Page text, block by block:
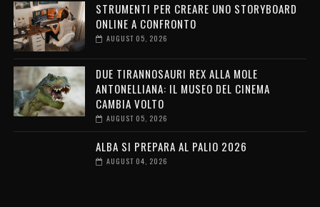
STRUMENTI PER CREARE UNO STORYBOARD
ONLINE A CONFRONTO
AUGUST 05, 2026
DUE TIRANNOSAURI REX ALLA MOLE
ANTONELLIANA: IL MUSEO DEL CINEMA
CAMBIA VOLTO
AUGUST 05, 2026
ALBA SI PREPARA AL PALIO 2026
AUGUST 04, 2026